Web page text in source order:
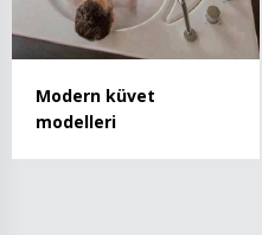
Modern küvet
modelleri